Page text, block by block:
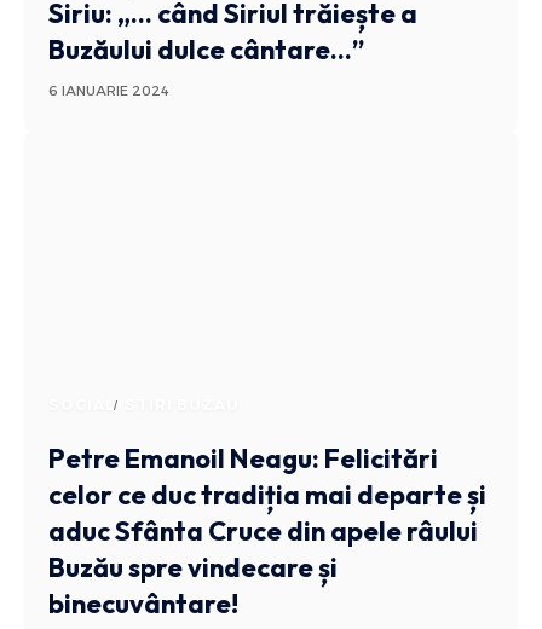
Siriu: „… când Siriul trăiește a
Buzăului dulce cântare…”
6 IANUARIE 2024
SOCIAL
Petre Emanoil Neagu: Felicitări
celor ce duc tradiția mai departe și
aduc Sfânta Cruce din apele râului
Buzău spre vindecare și
binecuvântare!